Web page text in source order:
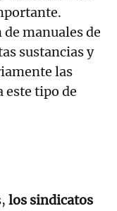
de manuales de
sustancias y
las
este tipo de
los sindicatos